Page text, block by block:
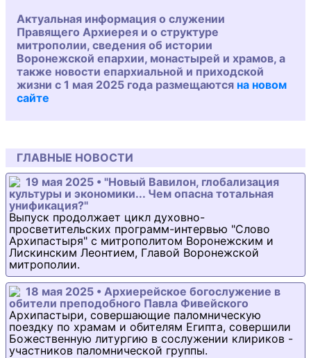
Актуальная информация о служении
Правящего Архиерея и о структуре
митрополии, сведения об истории
Воронежской епархии, монастырей и храмов, а
также новости епархиальной и приходской
жизни с 1 мая 2025 года размещаются на новом
сайте
ГЛАВНЫЕ НОВОСТИ
19 мая 2025 • "Новый Вавилон, глобализация
культуры и экономики... Чем опасна тотальная
унификация?"
Выпуск продолжает цикл духовно-
просветительских программ-интервью "Слово
Архипастыря" с митрополитом Воронежским и
Лискинским Леонтием, Главой Воронежской
митрополии.
18 мая 2025 • Архиерейское богослужение в
обители преподобного Павла Фивейского
Архипастыри, совершающие паломническую
поездку по храмам и обителям Египта, совершили
Божественную литургию в сослужении клириков -
участников паломнической группы.